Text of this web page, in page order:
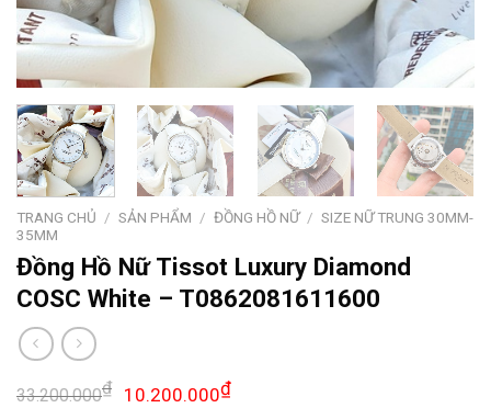
TRANG CHỦ / SẢN PHẨM / ĐỒNG HỒ NỮ / SIZE NỮ TRUNG 30MM-
35MM
Đồng Hồ Nữ Tissot Luxury Diamond
COSC White – T0862081611600
33.200.000₫
Giá
10.200.000₫Giá